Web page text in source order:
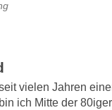
vielen Jahren
ich Mitte der